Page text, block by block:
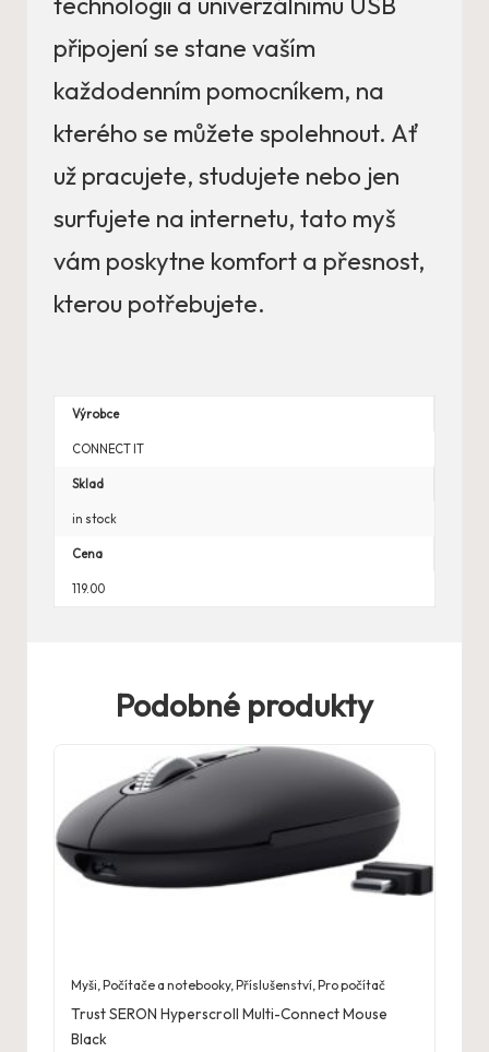
připojení se stane vaším
každodenním pomocníkem, na
kterého se můžete spolehnout. Ať
už pracujete, studujete nebo jen
surfujete na internetu, tato myš
vám poskytne komfort a přesnost,
kterou potřebujete.
Výrobce
CONNECT IT
Sklad
in stock
Cena
119.00
Podobné produkty
Myši,Počítače a notebooky,Příslušenství,Pro počítač
Trust SERON Hyperscroll Multi-Connect Mouse
Black